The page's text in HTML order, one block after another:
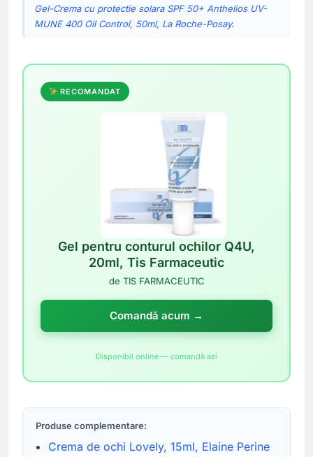
Gel-Crema cu protectie solara SPF 50+ Anthelios UV-
MUNE 400 Oil Control, 50ml, La Roche-Posay.
RECOMANDAT
Gel pentru conturul ochilor Q4U,
20ml, Tis Farmaceutic
de TIS FARMACEUTIC
Comandă acum →
Disponibil online — comandă azi
Produse complementare:
Crema de ochi Lovely, 15ml, Elaine Perine